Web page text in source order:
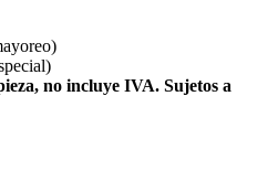
no incluye IVA. Sujetos a